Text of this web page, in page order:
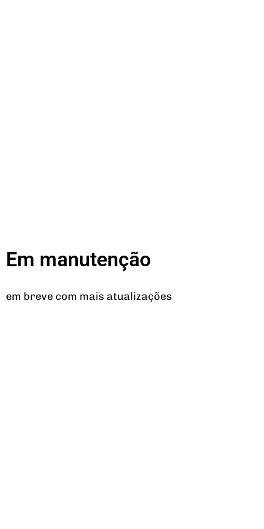
Em manutenção
em breve com mais atualizações